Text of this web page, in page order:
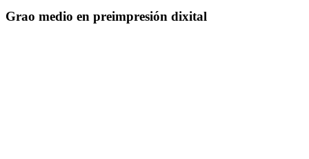
Grao medio en preimpresión dixital